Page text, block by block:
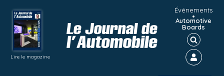
Lire le magazine
Événements
•
Automotive
Boards